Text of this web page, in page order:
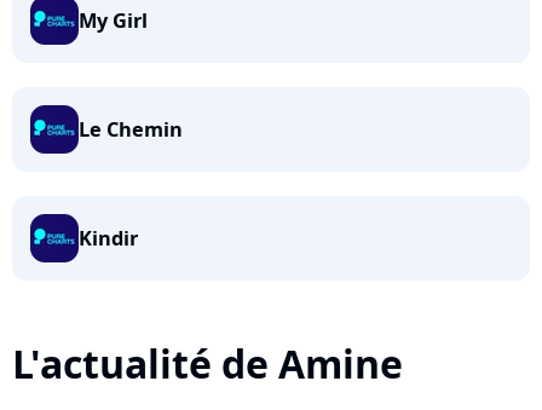
My Girl
Le Chemin
Kindir
L'actualité de Amine